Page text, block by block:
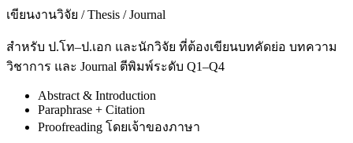
เขียนงานวิจัย / Thesis / Journal
สำหรับ ป.โท–ป.เอก และนักวิจัย ที่ต้องเขียนบทคัดย่อ บทความ
วิชาการ และ Journal ตีพิมพ์ระดับ Q1–Q4
Abstract & Introduction
Paraphrase + Citation
Proofreading โดยเจ้าของภาษา